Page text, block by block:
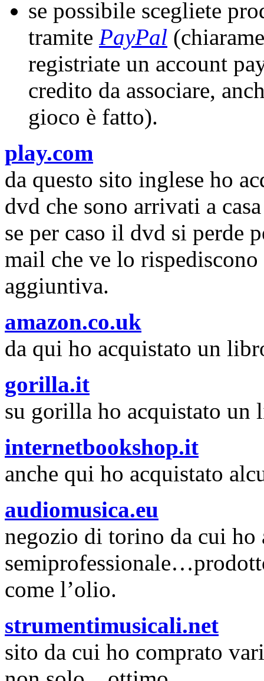
se possibile scegliete
tramite PayPal
registriate un account
credito da associare,
gioco è fatto).
play.com
da questo sito inglese ho
dvd che sono arrivati a
se per caso il dvd si perde
mail che ve lo rispediscono
aggiuntiva.
amazon.co.uk
da qui ho acquistato un
gorilla.it
su gorilla ho acquistato
internetbookshop.it
anche qui ho acquistato
audiomusica.eu
negozio di torino da cui ho
come l’olio.
strumentimusicali.net
sito da cui ho comprato